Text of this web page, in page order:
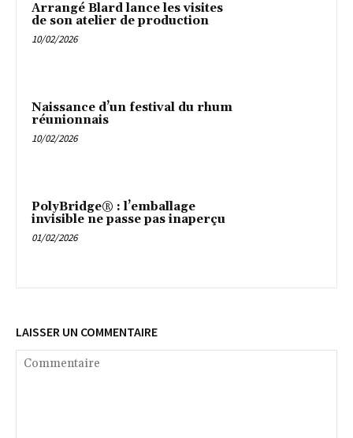
Arrangé Blard lance les visites
de son atelier de production
10/02/2026
Naissance d’un festival du rhum
réunionnais
10/02/2026
PolyBridge® : l’emballage
invisible ne passe pas inaperçu
01/02/2026
LAISSER UN COMMENTAIRE